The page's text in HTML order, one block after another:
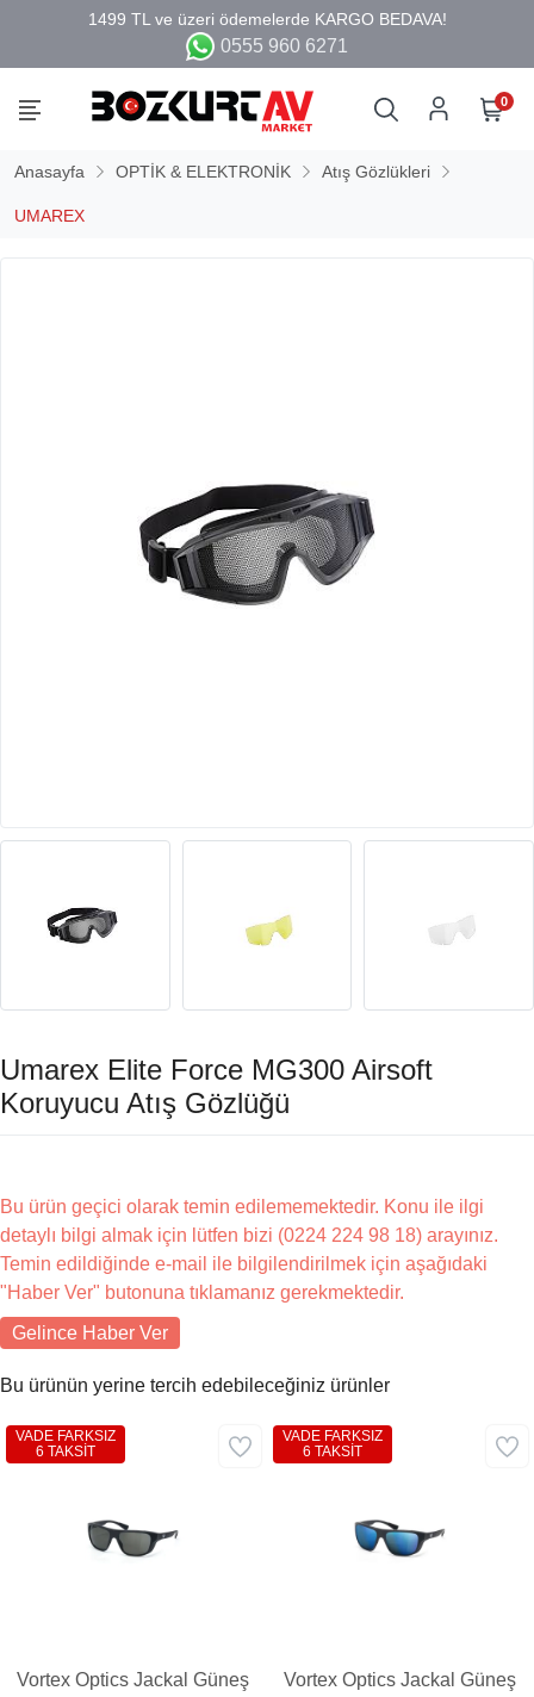
0555 960 6271
0
Anasayfa OPTİK & ELEKTRONİK Atış Gözlükleri
UMAREX
Umarex Elite Force MG300 Airsoft
Koruyucu Atış Gözlüğü
Bu ürün geçici olarak temin edilememektedir. Konu ile ilgi
detaylı bilgi almak için lütfen bizi (0224 224 98 18) arayınız.
Temin edildiğinde e-mail ile bilgilendirilmek için aşağıdaki
"Haber Ver" butonuna tıklamanız gerekmektedir.
Gelince Haber Ver
Bu ürünün yerine tercih edebileceğiniz ürünler
Vortex Optics Jackal Güneş
VADE FARKSIZ
6 TAKSİT
Vortex Optics Jackal Güneş
VADE FARKSIZ
6 TAKSİT